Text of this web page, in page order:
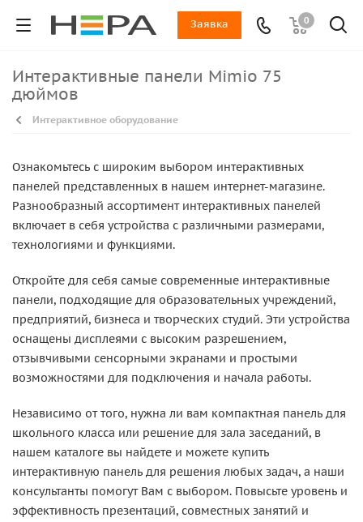
0
Заявка
Интерактивные панели Mimio 75
дюймов
Интерактивное оборудование
Ознакомьтесь с широким выбором интерактивных
панелей представленных в нашем интернет-магазине.
Разнообразный ассортимент интерактивных панелей
включает в себя устройства с различными размерами,
технологиями и функциями.
Откройте для себя самые современные интерактивные
панели, подходящие для образовательных учреждений,
предприятий, бизнеса и творческих студий. Эти устройства
оснащены дисплеями с высоким разрешением,
отзывчивыми сенсорными экранами и простыми
возможностями для подключения и начала работы.
Независимо от того, нужна ли вам компактная панель для
школьного класса или решение для зала заседаний, в
нашем каталоге вы найдете и можете купить
интерактивную панель для решения любых задач, а наши
консультанты помогут Вам с выбором. Повысьте уровень и
эффективность презентаций, совместных занятий и